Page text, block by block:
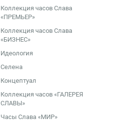
Коллекция часов Слава
«ПРЕМЬЕР»
Коллекция часов Слава
«БИЗНЕС»
Идеология
Селена
Концептуал
Коллекция часов «ГАЛЕРЕЯ
СЛАВЫ»
Часы Слава «МИР»